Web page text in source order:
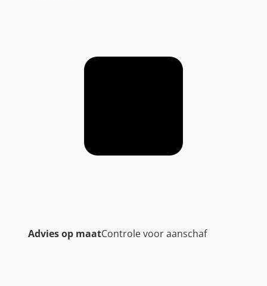
Advies op maatControle voor aanschaf